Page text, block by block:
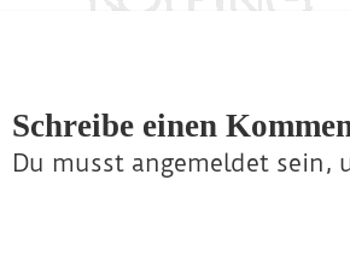
Schreibe einen
Du musst angemeldet sein,